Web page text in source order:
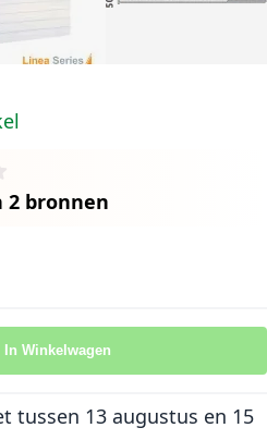
2 bronnen
In Winkelwagen
tussen 13 augustus en 15